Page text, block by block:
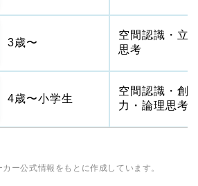
3歳〜
空間認識・立
思考
4歳〜小学生
空間認識・創
力・論理思考
ー公式情報をもとに作成しています。